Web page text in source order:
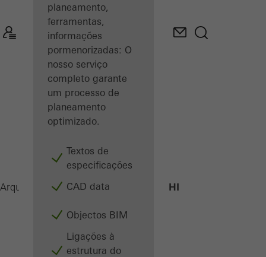
planeamento,
ferramentas,
informações
pormenorizadas: O
nosso serviço
completo garante
um processo de
planeamento
optimizado.
Textos de
especificações
CAD data
Objectos BIM
Ligações à
estrutura do
Arquitetos ProdutosPortas ADS 75 HD.HI